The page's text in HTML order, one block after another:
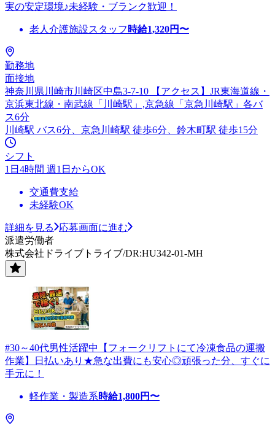
実の安定環境♪未経験・ブランク歓迎！
老人介護施設スタッフ 時給1,320円〜
勤務地
面接地
神奈川県川崎市川崎区中島3-7-10 【アクセス】JR東海道線・
京浜東北線・南武線「川崎駅」,京急線「京急川崎駅」各バ
ス6分
川崎駅 バス6分、京急川崎駅 徒歩6分、鈴木町駅 徒歩15分
シフト
1日4時間 週1日からOK
交通費支給
未経験OK
詳細を見る
応募画面に進む
派遣労働者
株式会社ドライブトライブ/DR:HU342-01-MH
#30～40代男性活躍中【フォークリフトにて冷凍食品の運搬
作業】日払いあり★急な出費にも安心◎頑張った分、すぐに
手元に！
軽作業・製造系時給1,800円〜